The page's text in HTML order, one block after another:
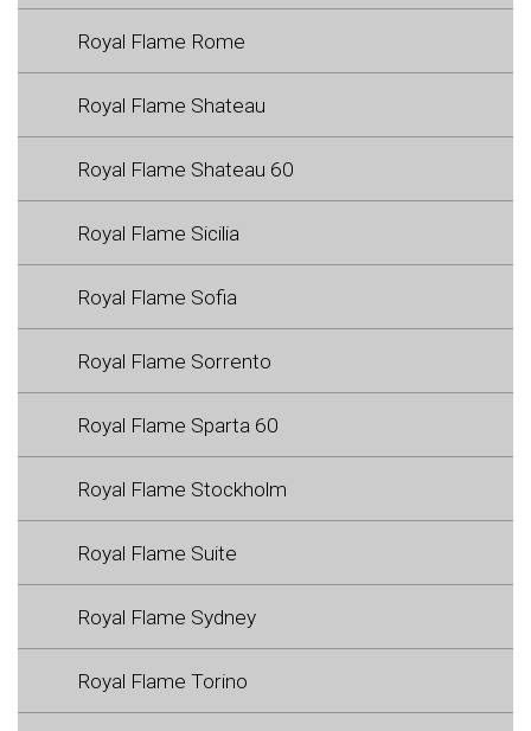
Royal Flame Rome
Royal Flame Shateau
Royal Flame Shateau 60
Royal Flame Sicilia
Royal Flame Sofia
Royal Flame Sorrento
Royal Flame Sparta 60
Royal Flame Stockholm
Royal Flame Suite
Royal Flame Sydney
Royal Flame Torino